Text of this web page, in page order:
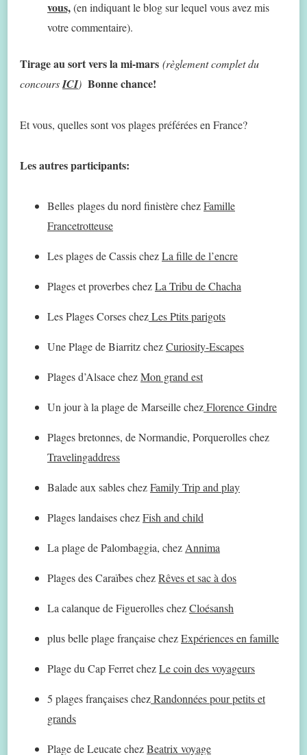
vous,(en indiquant le blog sur lequel vous avez mis
votre commentaire).
Tirage au sort vers la mi-mars (règlement complet du
concoursICI) Bonne chance!
Et vous, quelles sont vos plages préférées en France?
Les autres participants:
Belles plages du nord finistère chezFamille
Francetrotteuse
Les plages de Cassis chezLa fille de l’encre
Plages et proverbes chezLa Tribu de Chacha
Les Plages Corses chezLes Ptits parigots
Une Plage de Biarritz chezCuriosity-Escapes
Plages d’Alsace chezMon grand est
Un jour à la plage de Marseille chezFlorence Gindre
Plages bretonnes, de Normandie, Porquerolles chez
Travelingaddress
Balade aux sables chezFamily Trip and play
Plages landaises chezFish and child
La plage de Palombaggia, chezAnnima
Plages des Caraïbes chezRêves et sac à dos
La calanque de Figuerolles chezCloésansh
plus belle plage française chezExpériences en famille
Plage du Cap Ferret chezLe coin des voyageurs
5 plages françaises chezRandonnées pour petits et
grands
Plage de Leucate chezBeatrix voyage